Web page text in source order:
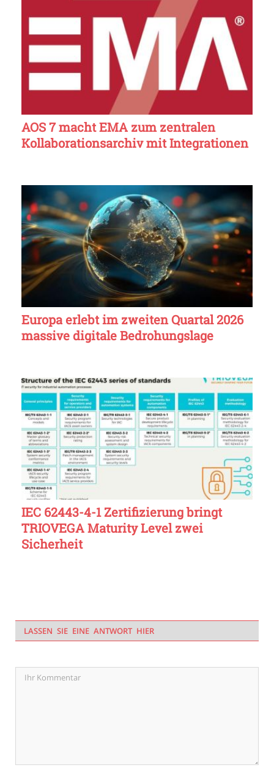
AOS 7 macht EMA zum zentralen
Kollaborationsarchiv mit Integrationen
Europa erlebt im zweiten Quartal 2026
massive digitale Bedrohungslage
IEC 62443-4-1 Zertifizierung bringt
TRIOVEGA Maturity Level zwei
Sicherheit
LASSEN SIE EINE ANTWORT HIER